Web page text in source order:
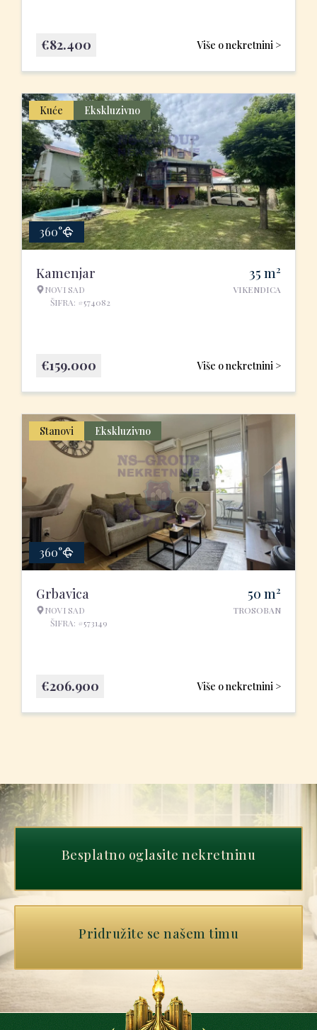
Više o nekretnini >
€82.400
Kuće Ekskluzivno
360°
Kamenjar
NOVI SAD
ŠIFRA: #574082
35 m2
VIKENDICA
Više o nekretnini >
€159.000
Stanovi Ekskluzivno
360°
Grbavica
NOVI SAD
ŠIFRA: #573149
50 m2
TROSOBAN
Više o nekretnini >
€206.900
Besplatno oglasite nekretninu
Pridružite se našem timu